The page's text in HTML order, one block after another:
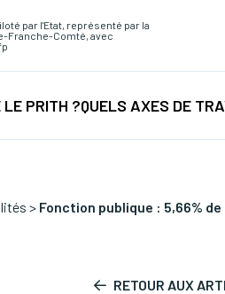
par l'Etat, représenté par la
Franche-Comté, avec
LE PRITH ?QUELS AXES DE
> Fonction publique : 5,66%
RETOUR AUX